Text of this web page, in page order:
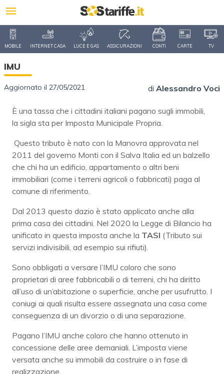
MOBILE INTERNET CASA LUCE E GAS ASSICURAZIONI CONTI CARTE TV
IMU
Aggiornato il 27/05/2021 di Alessandro Voci
È una tassa che i cittadini italiani pagano sugli immobili,
la sigla sta per Imposta Municipale Propria.
Questo tributo è nato con la Manovra approvata nel
2011 del governo Monti con il Salva Italia ed un balzello
che chi ha un edificio, appartamento o altri beni
immobiliari (come i terreni agricoli o fabbricati) paga al
comune di riferimento.
Dal 2013 questo dazio è stato applicato anche alla
prima casa dei cittadini. Nel 2020 la Legge di Bilancio ha
unificato in questa imposta anche la TASI (Tributo sui
servizi indivisibili, ad esempio sui rifiuti).
Sono obbligati a versare l’IMU coloro che sono
proprietari di aree fabbricabili o di terreni, chi ha diritto
all’uso di un’abitazione o superficie, anche per usufrutto. I
coniugi ai quali risulta essere assegnata una casa come
conseguenza di un divorzio o di una separazione.
Pagano l’IMU anche coloro che hanno ottenuto in
concessione delle aree demaniali. L’imposta viene
versata anche su immobili da costruire o in fase di
realizzazione.